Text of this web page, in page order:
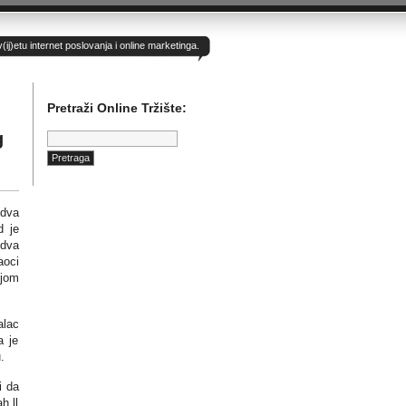
internet poslovanja i online marketinga.
je
je
da
ll
Pretraži Online Tržište:
Pretraga: